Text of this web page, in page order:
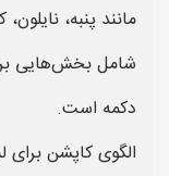
مانند پنبه،
شامل بخش‌هایی
دکمه است.
الگوی کاپشن برای